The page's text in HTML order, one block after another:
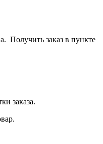
Получить заказ в пункте
заказа.